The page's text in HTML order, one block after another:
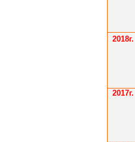
2018г.
2017г.